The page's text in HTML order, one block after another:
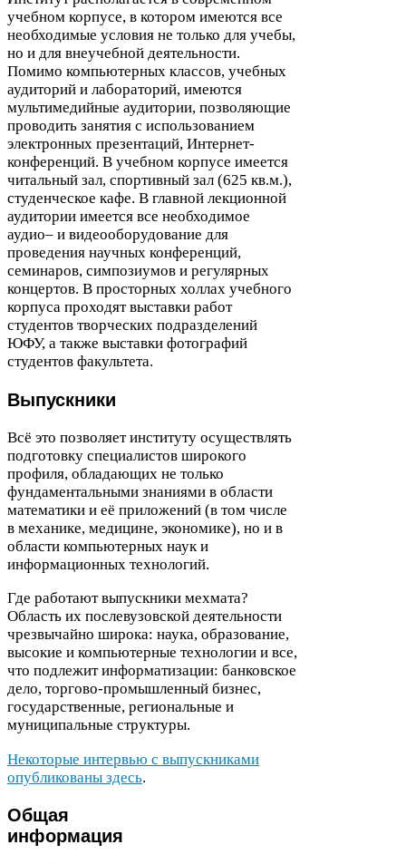
учебном корпусе, в котором имеются все
необходимые условия не только для учебы,
но и для внеучебной деятельности.
Помимо компьютерных классов, учебных
аудиторий и лабораторий, имеются
мультимедийные аудитории, позволяющие
проводить занятия с использованием
электронных презентаций, Интернет-​
конференций. В учебном корпусе имеется
читальный зал, спортивный зал (625 кв.м.),
студенческое кафе. В главной лекционной
аудитории имеется все необходимое
аудио– и видеооборудование для
проведения научных конференций,
семинаров, симпозиумов и регулярных
концертов. В просторных холлах учебного
корпуса проходят выставки работ
студентов творческих подразделений
ЮФУ, а также выставки фотографий
студентов факультета.
Выпускники
Всё это позволяет институту осуществлять
подготовку специалистов широкого
профиля, обладающих не только
фундаментальными знаниями в области
математики и её приложений (в том числе
в механике, медицине, экономике), но и в
области компьютерных наук и
информационных технологий.
Где работают выпускники мехмата?
Область их послевузовской деятельности
чрезвычайно широка: наука, образование,
высокие и компьютерные технологии и все,
что подлежит информатизации: банковское
дело, торгово-​промышленный бизнес,
государственные, региональные и
муниципальные структуры.
Некоторые интервью с выпускниками
опубликованы здесь.
Общая
информация